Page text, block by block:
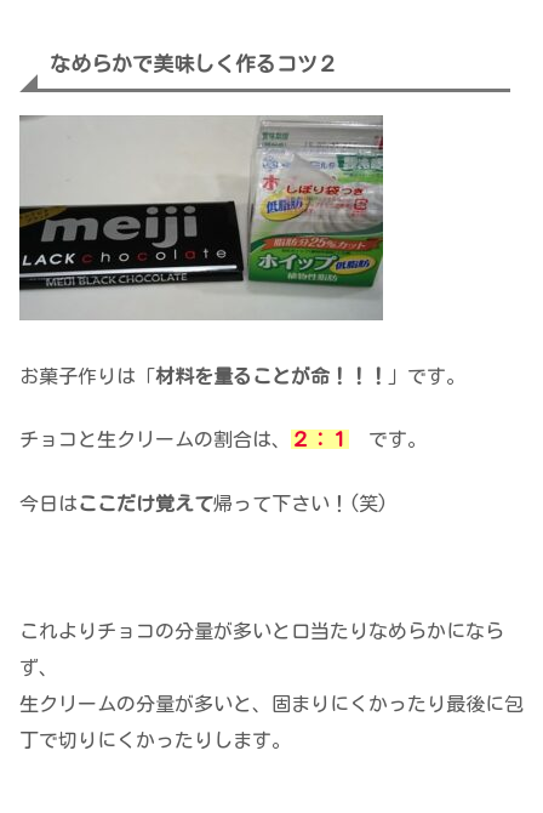
なめらかで美味しく作るコツ２
お菓子作りは「 材料を量ることが命！！！ 」です。
チョコと生クリームの割合は、 ２：１ です。
今日はここだけ覚えて帰って下さい！(笑)
これよりチョコの分量が多いと口当たりなめらかになら
ず、
生クリームの分量が多いと、固まりにくかったり最後に包
丁で切りにくかったりします。